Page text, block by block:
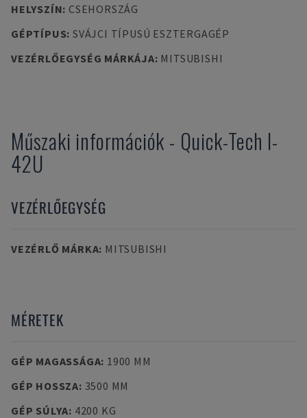
HELYSZÍN: CSEHORSZÁG
GÉPTÍPUS: SVÁJCI TÍPUSÚ ESZTERGAGÉP
VEZÉRLŐEGYSÉG MÁRKÁJA: MITSUBISHI
Műszaki információk - Quick-Tech I-
42U
VEZÉRLŐEGYSÉG
VEZÉRLŐ MÁRKA: MITSUBISHI
MÉRETEK
GÉP MAGASSÁGA: 1900 MM
GÉP HOSSZA: 3500 MM
GÉP SÚLYA: 4200 KG